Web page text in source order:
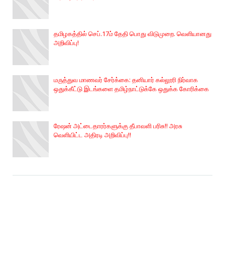
தமிழகத்தில் செப்.17ம் தேதி பொது விடுமுறை. வெளியானது
அறிவிப்பு!
மருத்துவ மாணவர் சேர்க்கை: தனியார் கல்லூரி நிர்வாக
ஒதுக்கீட்டு இடங்களை தமிழ்நாட்டுக்கே ஒதுக்க கோரிக்கை
ரேஷன் அட்டைதாரர்களுக்கு தீபாவளி பரிசு!! அரசு
வெளியிட்ட அதிரடி அறிவிப்பு!!